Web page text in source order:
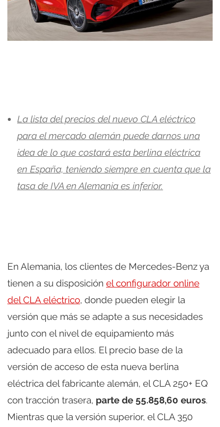
La lista del precios del nuevo CLA eléctrico
para el mercado alemán puede darnos una
idea de lo que costará esta berlina eléctrica
en España, teniendo siempre en cuenta que la
tasa de IVA en Alemania es inferior.
En Alemania, los clientes de Mercedes-Benz ya
tienen a su disposición el configurador online
del CLA eléctrico, donde pueden elegir la
versión que más se adapte a sus necesidades
junto con el nivel de equipamiento más
adecuado para ellos. El precio base de la
versión de acceso de esta nueva berlina
eléctrica del fabricante alemán, el CLA 250+ EQ
con tracción trasera, parte de 55.858,60 euros.
Mientras que la versión superior, el CLA 350